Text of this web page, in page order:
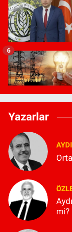
6
Yazarlar
mi?